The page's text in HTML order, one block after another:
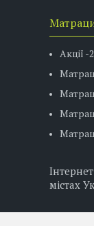
Акції -
містах